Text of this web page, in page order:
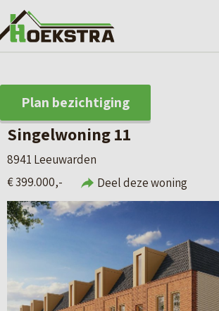
Plan bezichtiging
Singelwoning 11
8941 Leeuwarden
€ 399.000,-
Deel deze woning